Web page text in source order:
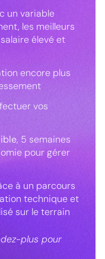
un variable
les meilleurs
élevé et
encore plus
vos
, 5 semaines
pour gérer
à un parcours
technique et
sur le terrain
plus pour